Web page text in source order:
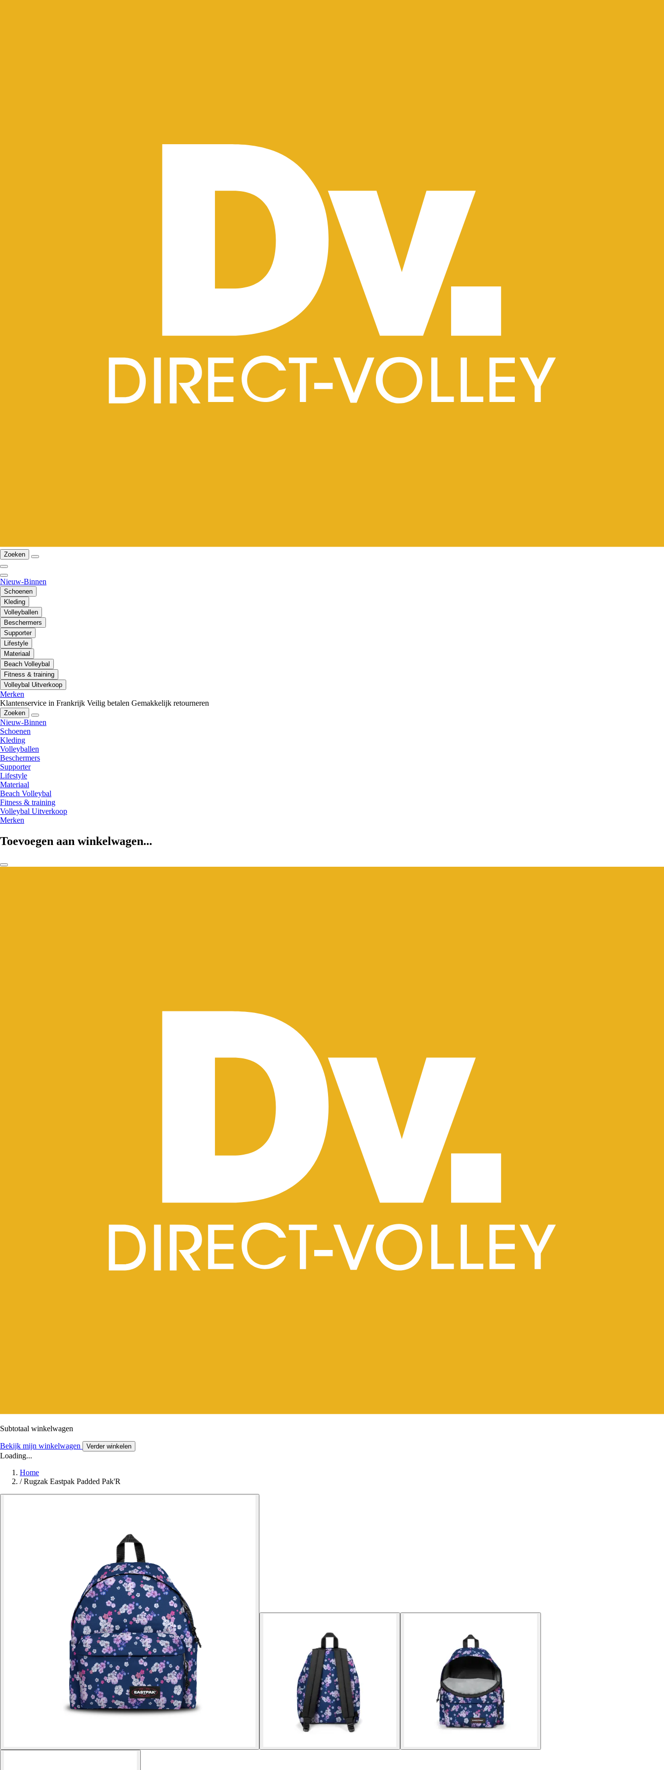
Zoeken
Nieuw-Binnen
Schoenen
Kleding
Volleyballen
Beschermers
Supporter
Lifestyle
Materiaal
Beach Volleybal
Fitness & training
Volleybal Uitverkoop
Merken
Klantenservice in Frankrijk Veilig betalen Gemakkelijk retourneren
Zoeken
Nieuw-Binnen
Schoenen
Kleding
Volleyballen
Beschermers
Supporter
Lifestyle
Materiaal
Beach Volleybal
Fitness & training
Volleybal Uitverkoop
Merken
Toevoegen aan winkelwagen...
Subtotaal winkelwagen
Bekijk mijn winkelwagen Verder winkelen
Loading...
Home
/ Rugzak Eastpak Padded Pak'R